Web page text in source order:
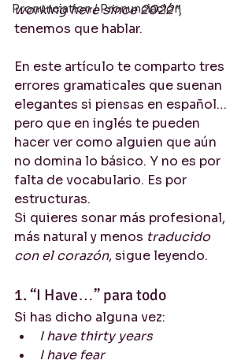
Pronunciation / Pronunciación
working here since 2022”,
tenemos que hablar.
En este artículo te comparto tres
errores gramaticales que suenan
elegantes si piensas en español…
pero que en inglés te pueden
hacer ver como alguien que aún
no domina lo básico. Y no es por
falta de vocabulario. Es por
estructuras.
Si quieres sonar más profesional,
más natural y menos traducido
con el corazón, sigue leyendo.
1. “I Have…” para todo
Si has dicho alguna vez:
I have thirty years
I have fear